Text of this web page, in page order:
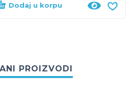
Dodaj u korpu
PROIZVODI